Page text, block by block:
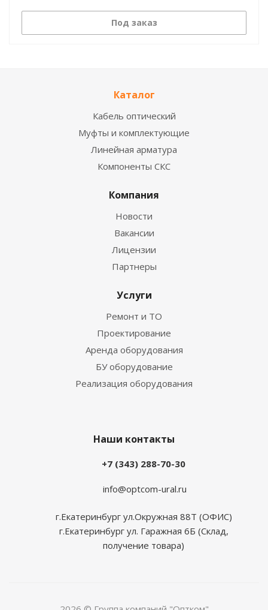
Под заказ
Каталог
Кабель оптический
Муфты и комплектующие
Линейная арматура
Компоненты СКС
Компания
Новости
Вакансии
Лицензии
Партнеры
Услуги
Ремонт и ТО
Проектирование
Аренда оборудования
БУ оборудование
Реализация оборудования
Наши контакты
+7 (343) 288-70-30
info@optcom-ural.ru
г.Екатеринбург ул.Окружная 88Т (ОФИС)
г.Екатеринбург ул. Гаражная 6Б (Склад,
получение товара)